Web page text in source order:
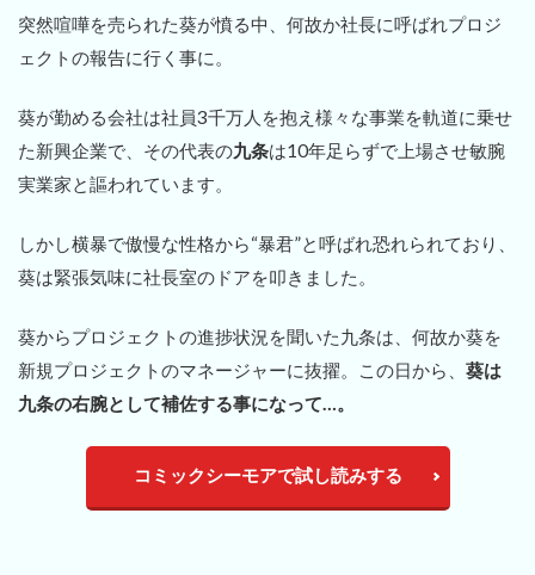
突然喧嘩を売られた葵が憤る中、何故か社長に呼ばれプロジ
ェクトの報告に行く事に。
葵が勤める会社は社員3千万人を抱え様々な事業を軌道に乗せ
た新興企業で、その代表の九条は10年足らずで上場させ敏腕
実業家と謳われています。
しかし横暴で傲慢な性格から“暴君”と呼ばれ恐れられており、
葵は緊張気味に社長室のドアを叩きました。
葵からプロジェクトの進捗状況を聞いた九条は、何故か葵を
新規プロジェクトのマネージャーに抜擢。この日から、 葵は
九条の右腕として補佐する事になって…。
コミックシーモアで試し読みする